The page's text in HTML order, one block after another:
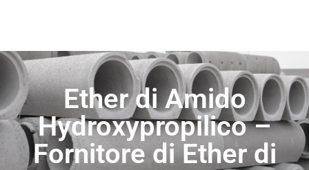
Ether di Amido
Hydroxypropilico –
Fornitore di Ether di